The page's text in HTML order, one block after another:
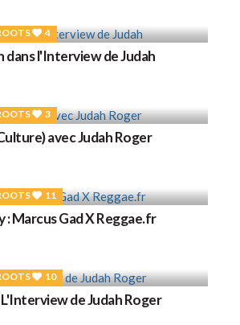
4
dans l'Interview de Judah
3
avec Judah Roger
11
Marcus Gad X Reggae.fr
10
de Judah Roger